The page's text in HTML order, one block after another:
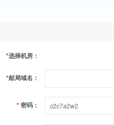
*选择机房：
*邮局域名：
*密码：